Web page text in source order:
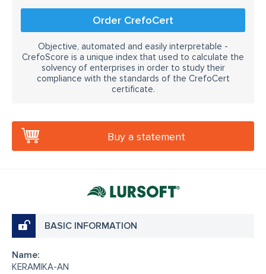
Order CrefoCert
Objective, automated and easily interpretable -
CrefoScore is a unique index that used to calculate the
solvency of enterprises in order to study their
compliance with the standards of the CrefoCert
certificate.
Buy a statement
BASIC INFORMATION
Name:
KERAMIKA-AN